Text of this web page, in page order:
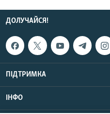
ДОЛУЧАЙСЯ!
ПІДТРИМКА
ІНФО